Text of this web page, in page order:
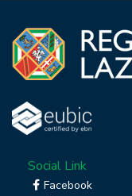
Social Link
Facebook